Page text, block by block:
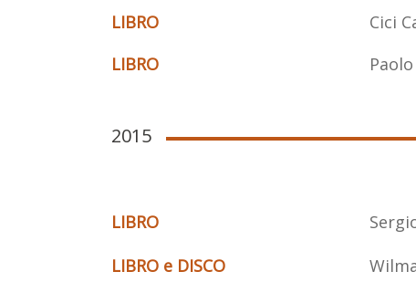
LIBRO Cici
LIBRO
2015
LIBRO
LIBRO e DISCO